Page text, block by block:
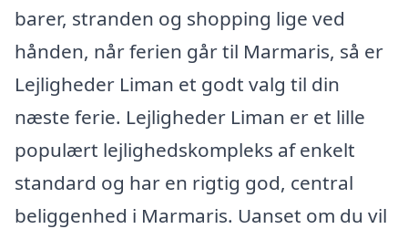
barer, stranden og shopping lige ved
hånden, når ferien går til Marmaris, så er
Lejligheder Liman et godt valg til din
næste ferie. Lejligheder Liman er et lille
populært lejlighedskompleks af enkelt
standard og har en rigtig god, central
beliggenhed i Marmaris. Uanset om du vil